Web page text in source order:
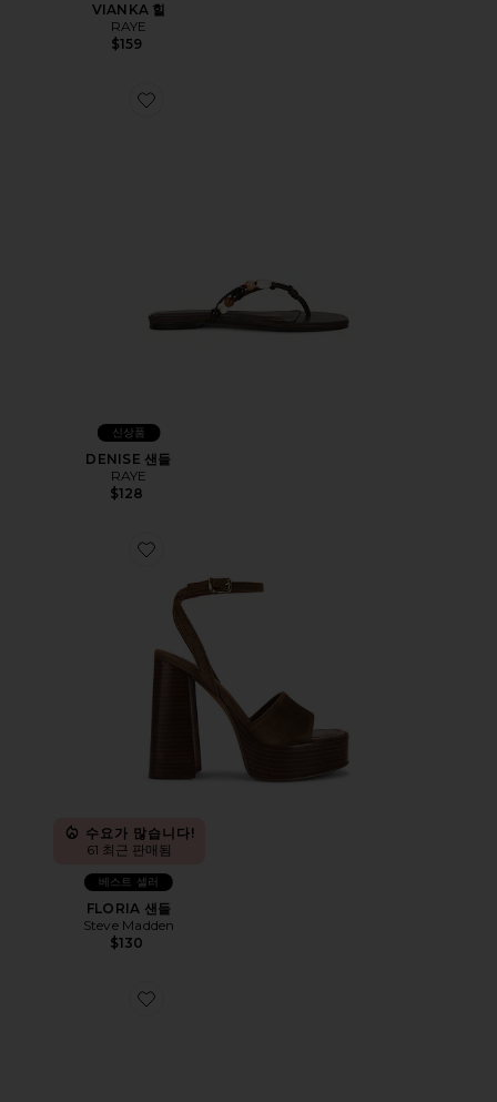
VIANKA 힐
RAYE
$159
Favorite DENISE 샌들
신상품
DENISE 샌들
RAYE
$128
Favorite FLORIA 샌들
수요가 많습니다!
61 최근 판매됨
베스트 셀러
FLORIA 샌들
Steve Madden
$130
Favorite SPEEDGOAT 2 스니커즈